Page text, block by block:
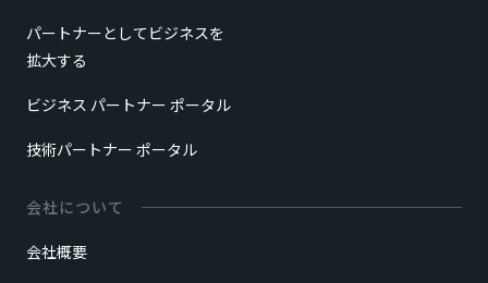
パートナーとしてビジネスを
拡大する
ビジネス パートナー ポータル
技術パートナー ポータル
会社について
会社概要